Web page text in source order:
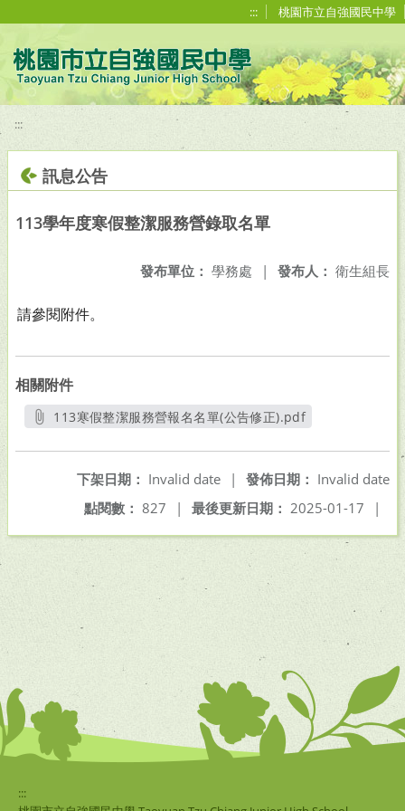
::: 桃園市立自強國民中學
:::
訊息公告
113學年度寒假整潔服務營錄取名單
發布人： 衛生組長
發布單位： 學務處 |
請參閱附件。
相關附件
113寒假整潔服務營報名名單(公告修正).pdf
發佈日期： Invalid date
下架日期： Invalid date
|
最後更新日期： 2025-01-17 |
點閱數： 827 |
:::